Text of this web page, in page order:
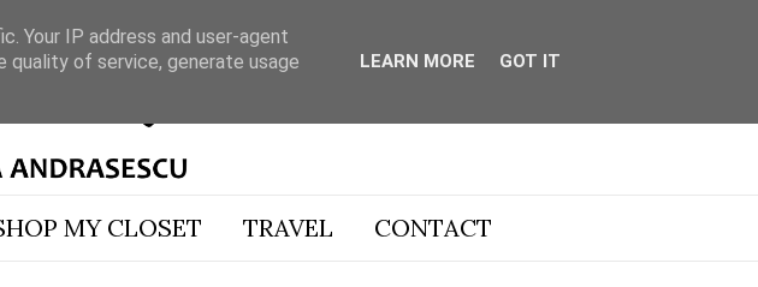
MY CLOSET TRAVEL CONTACT
Your IP address and user-agent
quality of service, generate usage
LEARN MORE GOT IT